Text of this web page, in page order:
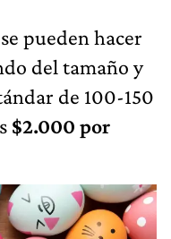
pueden hacer
del tamaño y
de 100-150
$2.000 por